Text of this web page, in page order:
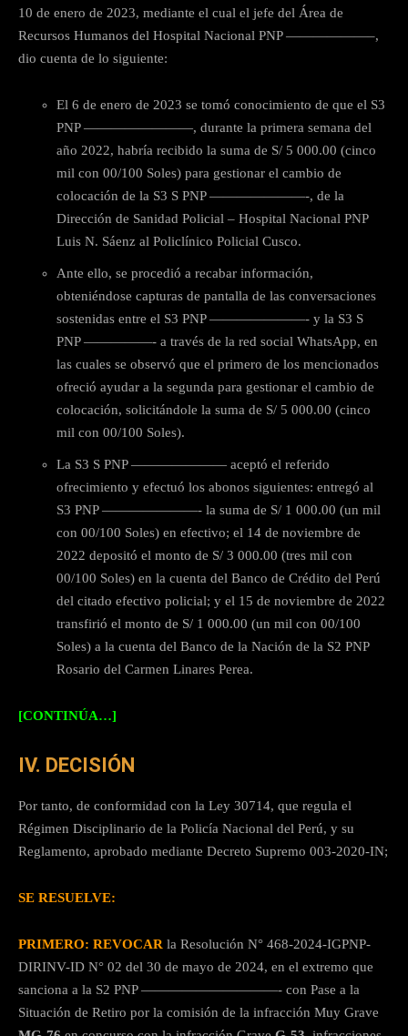
10 de enero de 2023, mediante el cual el jefe del Área de
Recursos Humanos del Hospital Nacional PNP ——————–,
dio cuenta de lo siguiente:
El 6 de enero de 2023 se tomó conocimiento de que el S3
PNP ————————, durante la primera semana del
año 2022, habría recibido la suma de S/ 5 000.00 (cinco
mil con 00/100 Soles) para gestionar el cambio de
colocación de la S3 S PNP ———————-, de la
Dirección de Sanidad Policial – Hospital Nacional PNP
Luis N. Sáenz al Policlínico Policial Cusco.
Ante ello, se procedió a recabar información,
obteniéndose capturas de pantalla de las conversaciones
sostenidas entre el S3 PNP ———————- y la S3 S
PNP —————- a través de la red social WhatsApp, en
las cuales se observó que el primero de los mencionados
ofreció ayudar a la segunda para gestionar el cambio de
colocación, solicitándole la suma de S/ 5 000.00 (cinco
mil con 00/100 Soles).
La S3 S PNP ——————— aceptó el referido
ofrecimiento y efectuó los abonos siguientes: entregó al
S3 PNP ———————- la suma de S/ 1 000.00 (un mil
con 00/100 Soles) en efectivo; el 14 de noviembre de
2022 depositó el monto de S/ 3 000.00 (tres mil con
00/100 Soles) en la cuenta del Banco de Crédito del Perú
del citado efectivo policial; y el 15 de noviembre de 2022
transfirió el monto de S/ 1 000.00 (un mil con 00/100
Soles) a la cuenta del Banco de la Nación de la S2 PNP
Rosario del Carmen Linares Perea.
[CONTINÚA…]
IV. DECISIÓN
Por tanto, de conformidad con la Ley 30714, que regula el
Régimen Disciplinario de la Policía Nacional del Perú, y su
Reglamento, aprobado mediante Decreto Supremo 003-2020-IN;
SE RESUELVE:
PRIMERO: REVOCAR la Resolución N° 468-2024-IGPNP-
DIRINV-ID N° 02 del 30 de mayo de 2024, en el extremo que
sanciona a la S2 PNP ——————————- con Pase a la
Situación de Retiro por la comisión de la infracción Muy Grave